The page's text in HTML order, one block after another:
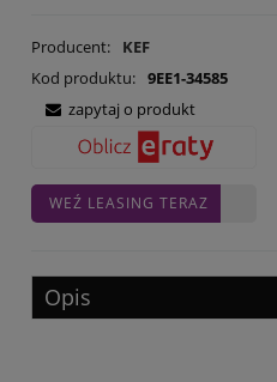
Producent:
KEF
Kod produktu: 9EE1-34585
zapytaj o produkt
WEŹ LEASING TERAZ
Opis